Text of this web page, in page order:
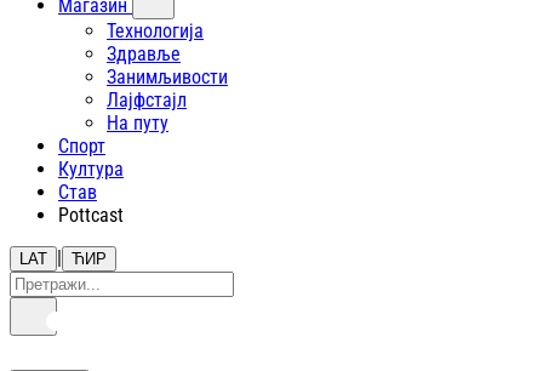
Магазин
Технологија
Здравље
Занимљивости
Лајфстajл
На путу
Спорт
Култура
Став
Pottcast
LAT | ЋИР